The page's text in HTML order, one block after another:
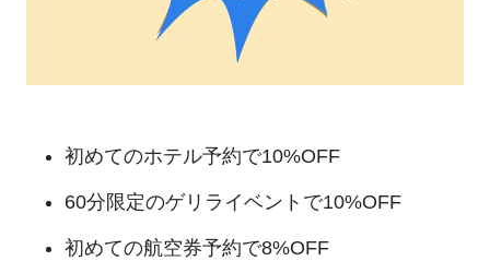
初めてのホテル予約で10%OFF
60分限定のゲリライベントで10%OFF
初めての航空券予約で8%OFF